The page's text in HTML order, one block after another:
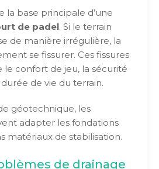
la base principale d’une
de padel. Si le terrain
de manière irrégulière, la
se fissurer. Ces fissures
le confort de jeu, la sécurité
de vie du terrain.
géotechnique, les
adapter les fondations
matériaux de stabilisation.
de drainage